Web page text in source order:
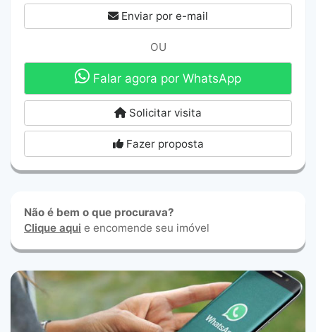
Enviar por e-mail
OU
Falar agora por WhatsApp
Solicitar visita
Fazer proposta
Não é bem o que procurava?
Clique aqui e encomende seu imóvel